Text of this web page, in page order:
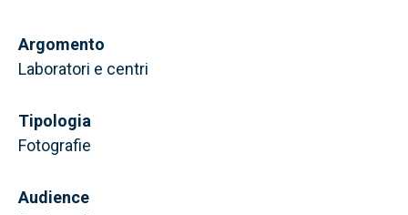
Argomento
Laboratori e centri
Tipologia
Fotografie
Audience